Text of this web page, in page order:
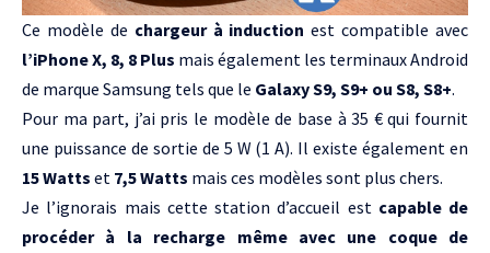
Ce modèle de chargeur à induction est compatible avec
l’iPhone X, 8, 8 Plus mais également les terminaux Android
de marque Samsung tels que le Galaxy S9, S9+ ou S8, S8+.
Pour ma part, j’ai pris le modèle de base à 35 €qui fournit
une puissance de sortie de 5 W (1 A). Il existe également en
15 Watts et 7,5 Watts mais ces modèles sont plus chers.
Je l’ignorais mais cette station d’accueil est capable de
procéder à la recharge même avec une coque de